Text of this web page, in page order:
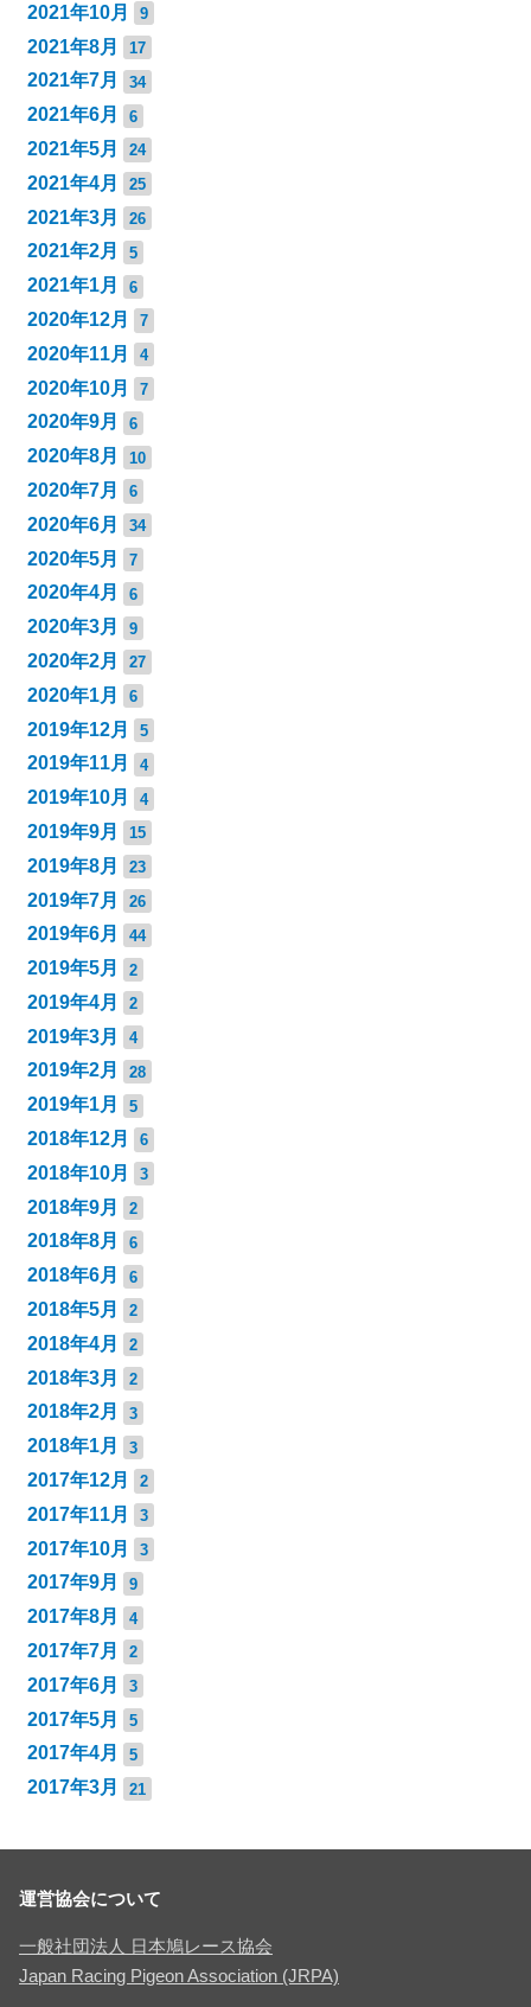
2021年10月 9
2021年8月 17
2021年7月 34
2021年6月 6
2021年5月 24
2021年4月 25
2021年3月 26
2021年2月 5
2021年1月 6
2020年12月 7
2020年11月 4
2020年10月 7
2020年9月 6
2020年8月 10
2020年7月 6
2020年6月 34
2020年5月 7
2020年4月 6
2020年3月 9
2020年2月 27
2020年1月 6
2019年12月 5
2019年11月 4
2019年10月 4
2019年9月 15
2019年8月 23
2019年7月 26
2019年6月 44
2019年5月 2
2019年4月 2
2019年3月 4
2019年2月 28
2019年1月 5
2018年12月 6
2018年10月 3
2018年9月 2
2018年8月 6
2018年6月 6
2018年5月 2
2018年4月 2
2018年3月 2
2018年2月 3
2018年1月 3
2017年12月 2
2017年11月 3
2017年10月 3
2017年9月 9
2017年8月 4
2017年7月 2
2017年6月 3
2017年5月 5
2017年4月 5
2017年3月 21
運営協会について
一般社団法人 日本鳩レース協会
Japan Racing Pigeon Association (JRPA)